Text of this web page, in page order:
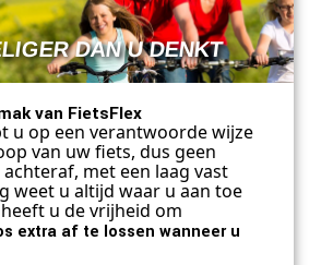
DAN U DENKT
van FietsFlex
u op een verantwoorde wijze
van uwfiets, dus geen
met een laag vast
weet u altijd waar u aan toe
u de vrijheid om
extra af te lossen wanneer u